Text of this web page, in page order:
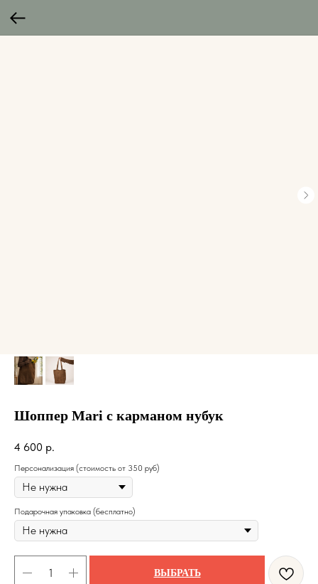
Шоппер Mari с карманом нубук
4 600 р.
Персонализация (стоимость от 350 руб)
Подарочная упаковка (бесплатно)
ВЫБРАТЬ